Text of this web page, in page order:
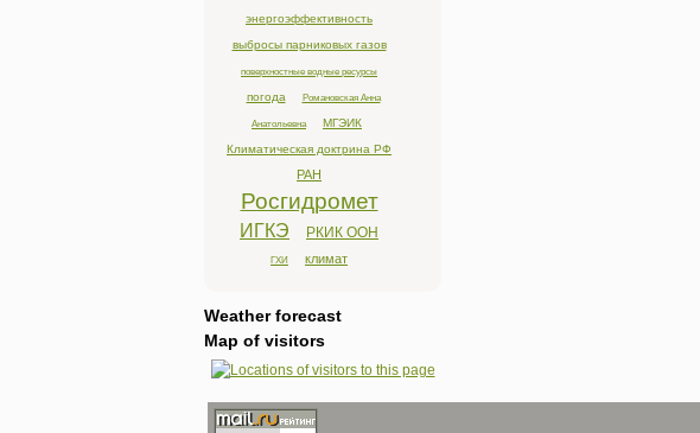
энергоэффективность
выбросы парниковых газов
поверхностные водные ресурсы
погода Романовская Анна
Анатольевна
МГЭИК
Климатическая доктрина РФ
РАН
Росгидромет
ИГКЭ РКИК ООН
ГХИ климат
Weather forecast
Map of visitors